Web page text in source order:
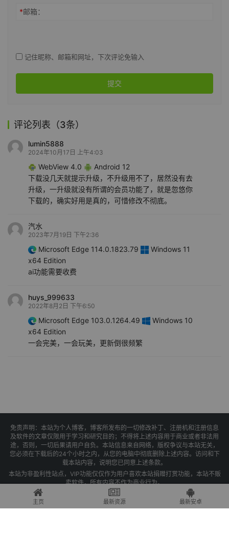
*邮箱：
记住昵称、邮箱和网址，下次评论免输入
提交
评论列表（3条）
lumin5888
2024年10月17日 上午4:03
WebView 4.0
Android 12
下载没几天就提示升级，不升级用不了，居然没有去
升级，一升级就没有所谓的会员功能了，就是忽悠你
下载的，确实好用是真的，可惜修改不彻底。
汽水
2023年7月19日 下午2:36
Microsoft Edge 114.0.1823.79
Windows 11
x64 Edition
ai功能需要收费
huys_999633
2022年8月2日 下午6:50
Microsoft Edge 103.0.1264.49
Windows 10
x64 Edition
一会完美，一会玩美，更新倒很频繁
免责声明：本站为个人博客，博客所发布的一切修改补丁、注册机和注册信息
及软件的文章仅限用于学习和研究目的；不得将上述内容用于商业或者非法用
途，否则，一切后果请用户自负。本站信息来自网络，版权争议与本站无关，
您必须在下载后的24个小时之内，从您的电脑中彻底删除上述内容。访问和下
载本站内容，说明您已同意上述条款。
本站为非盈利性站点，VIP功能仅仅作为用户喜欢本站捐赠打赏功能，本站不贩
卖软件，所有内容不作为商业行为。
Copyright © 2025 果核剥壳 - 琼ICP备2021004479号-1
主页 最新资源 最新安卓